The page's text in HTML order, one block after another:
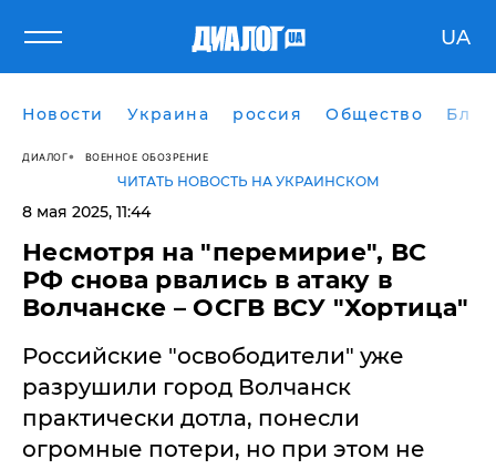
UA
Новости Украина россия Общество
ДИАЛОГ ВОЕННОЕ ОБОЗРЕНИЕ
ЧИТАТЬ НОВОСТЬ НА УКРАИНСКОМ
8 мая 2025, 11:44
Несмотря на "перемирие", ВС
РФ снова рвались в атаку в
Волчанске – ОСГВ ВСУ "Хортица"
Российские "освободители" уже
разрушили город Волчанск
практически дотла, понесли
огромные потери, но при этом не